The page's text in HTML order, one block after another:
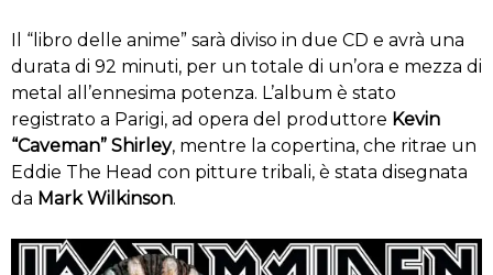
Il “libro delle anime” sarà diviso in due CD e avrà una
durata di 92 minuti, per un totale di un’ora e mezza di
metal all’ennesima potenza. L’album è stato
registrato a Parigi, ad opera del produttore Kevin
“Caveman” Shirley, mentre la copertina, che ritrae un
Eddie The Head con pitture tribali, è stata disegnata
da Mark Wilkinson.